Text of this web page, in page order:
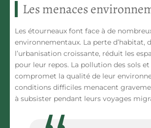
Les menaces
Les étourneaux font face à de
environnementaux. La perte d’habitat,
l’urbanisation croissante, réduit les
pour leur repos. La pollution des sols et
compromet la qualité de leur
conditions difficiles menacent
à subsister pendant leurs voyages